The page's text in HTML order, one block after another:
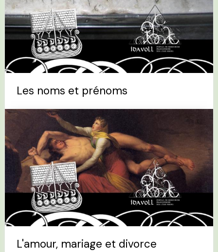
Les noms et prénoms
L'amour, mariage et divorce